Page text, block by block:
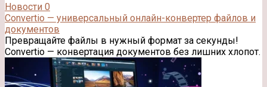
Новости 0
Convertio — универсальный онлайн-конвертер файлов и
документов
Превращайте файлы в нужный формат за секунды!
Convertio — конвертация документов без лишних хлопот.